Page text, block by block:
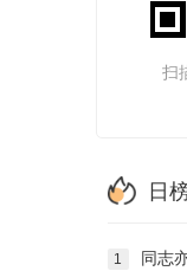
扫
日
1 同志